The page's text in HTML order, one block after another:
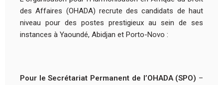
des Affaires (OHADA) recrute des candidats de haut
niveau pour des postes prestigieux au sein de ses
instances à Yaoundé, Abidjan et Porto-Novo :
Pour le Secrétariat Permanent de l’OHADA (SPO) –